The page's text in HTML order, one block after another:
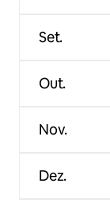
Set.
Out.
Nov.
Dez.